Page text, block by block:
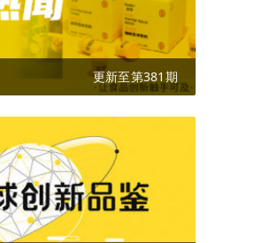
更新至第381期